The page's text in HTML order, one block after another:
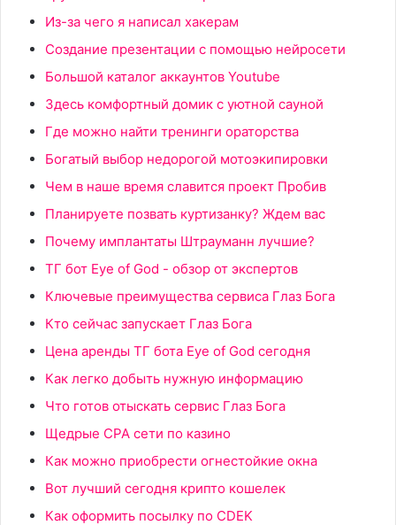
Из-за чего я написал хакерам
Создание презентации с помощью нейросети
Большой каталог аккаунтов Youtube
Здесь комфортный домик с уютной сауной
Где можно найти тренинги ораторства
Богатый выбор недорогой мотоэкипировки
Чем в наше время славится проект Пробив
Планируете позвать куртизанку? Ждем вас
Почему имплантаты Штрауманн лучшие?
ТГ бот Eye of God - обзор от экспертов
Ключевые преимущества сервиса Глаз Бога
Кто сейчас запускает Глаз Бога
Цена аренды ТГ бота Eye of God сегодня
Как легко добыть нужную информацию
Что готов отыскать сервис Глаз Бога
Щедрые CPA сети по казино
Как можно приобрести огнестойкие окна
Вот лучший сегодня крипто кошелек
Как оформить посылку по CDEK